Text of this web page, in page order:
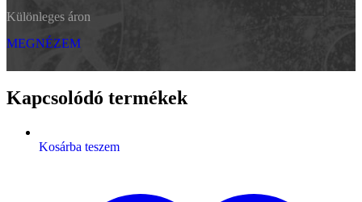
Különleges áron
MEGNÉZEM
Kapcsolódó termékek
Kosárba teszem